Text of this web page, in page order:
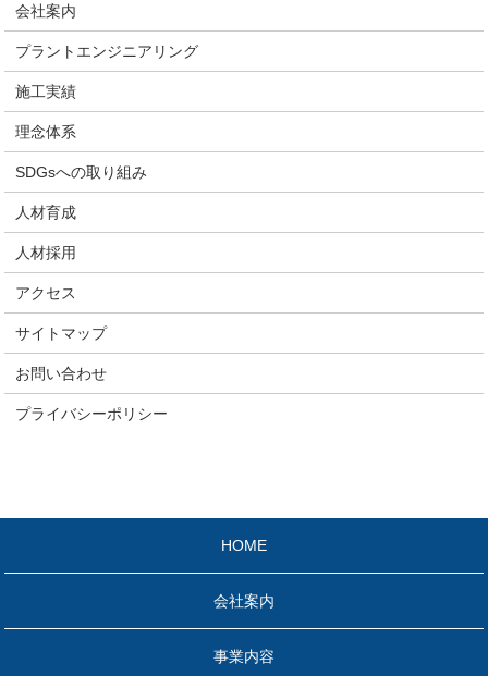
会社案内
プラントエンジニアリング
施工実績
理念体系
SDGsへの取り組み
人材育成
人材採用
アクセス
サイトマップ
お問い合わせ
プライバシーポリシー
HOME
会社案内
事業内容